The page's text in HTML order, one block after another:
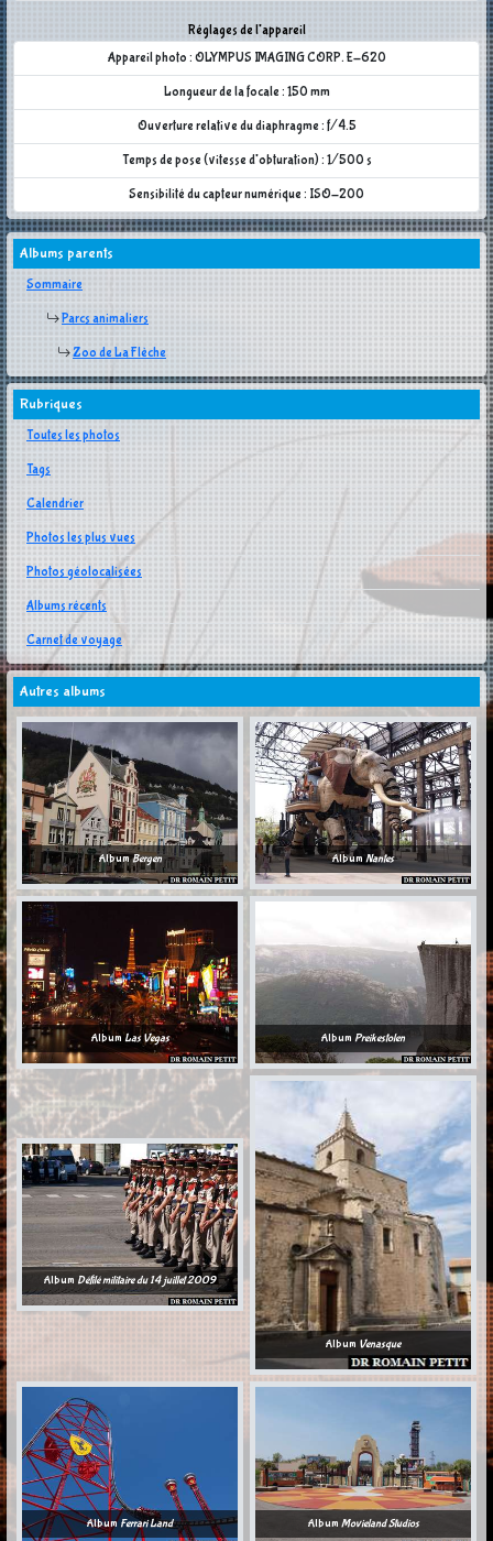
Réglages de l'appareil
Appareil photo : OLYMPUS IMAGING CORP. E-620
Longueur de la focale : 150 mm
Ouverture relative du diaphragme : f/4.5
Temps de pose (vitesse d'obturation) : 1/500 s
Sensibilité du capteur numérique : ISO-200
Albums parents
Sommaire
Parcs animaliers
Zoo de La Flèche
Rubriques
Toutes les photos
Tags
Calendrier
Photos les plus vues
Photos géolocalisées
Albums récents
Carnet de voyage
Autres albums
AlbumBergen Album Nantes
AlbumLas Vegas Album Preikestolen
Album Défilé militaire du 14 juillet 2009
Album Venasque
AlbumFerrari Land Album Movieland Studios